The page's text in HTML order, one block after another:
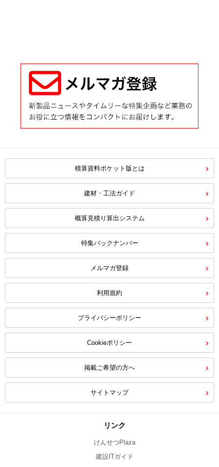
積算資料ポケット版とは
建材・工法ガイド
概算見積り算出システム
特集バックナンバー
メルマガ登録
利用規約
プライバシーポリシー
Cookieポリシー
掲載ご希望の方へ
サイトマップ
リンク
けんせつPlaza
建設ITガイド